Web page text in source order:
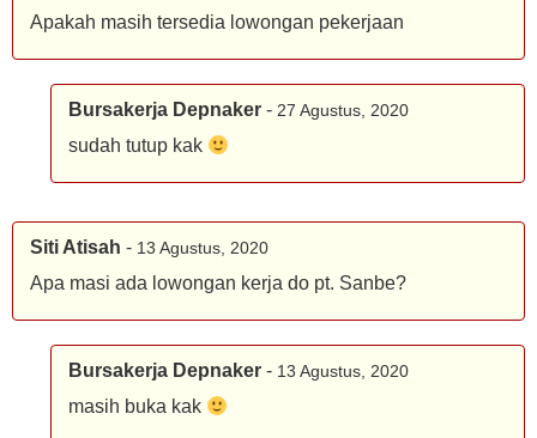
Apakah masih tersedia lowongan pekerjaan
Bursakerja Depnaker - 27 Agustus, 2020
sudah tutup kak
Siti Atisah - 13 Agustus, 2020
Apa masi ada lowongan kerja do pt. Sanbe?
Bursakerja Depnaker - 13 Agustus, 2020
masih buka kak